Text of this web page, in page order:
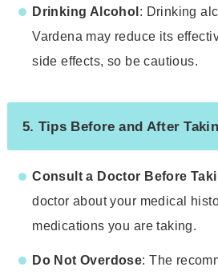
Drinking Alcohol: Drinking
Vardena may reduce its
side effects, so be cautious.
5. Tips Before and After
Consult a Doctor Before
doctor about your medical
medications you are taking.
Do Not Overdose: The